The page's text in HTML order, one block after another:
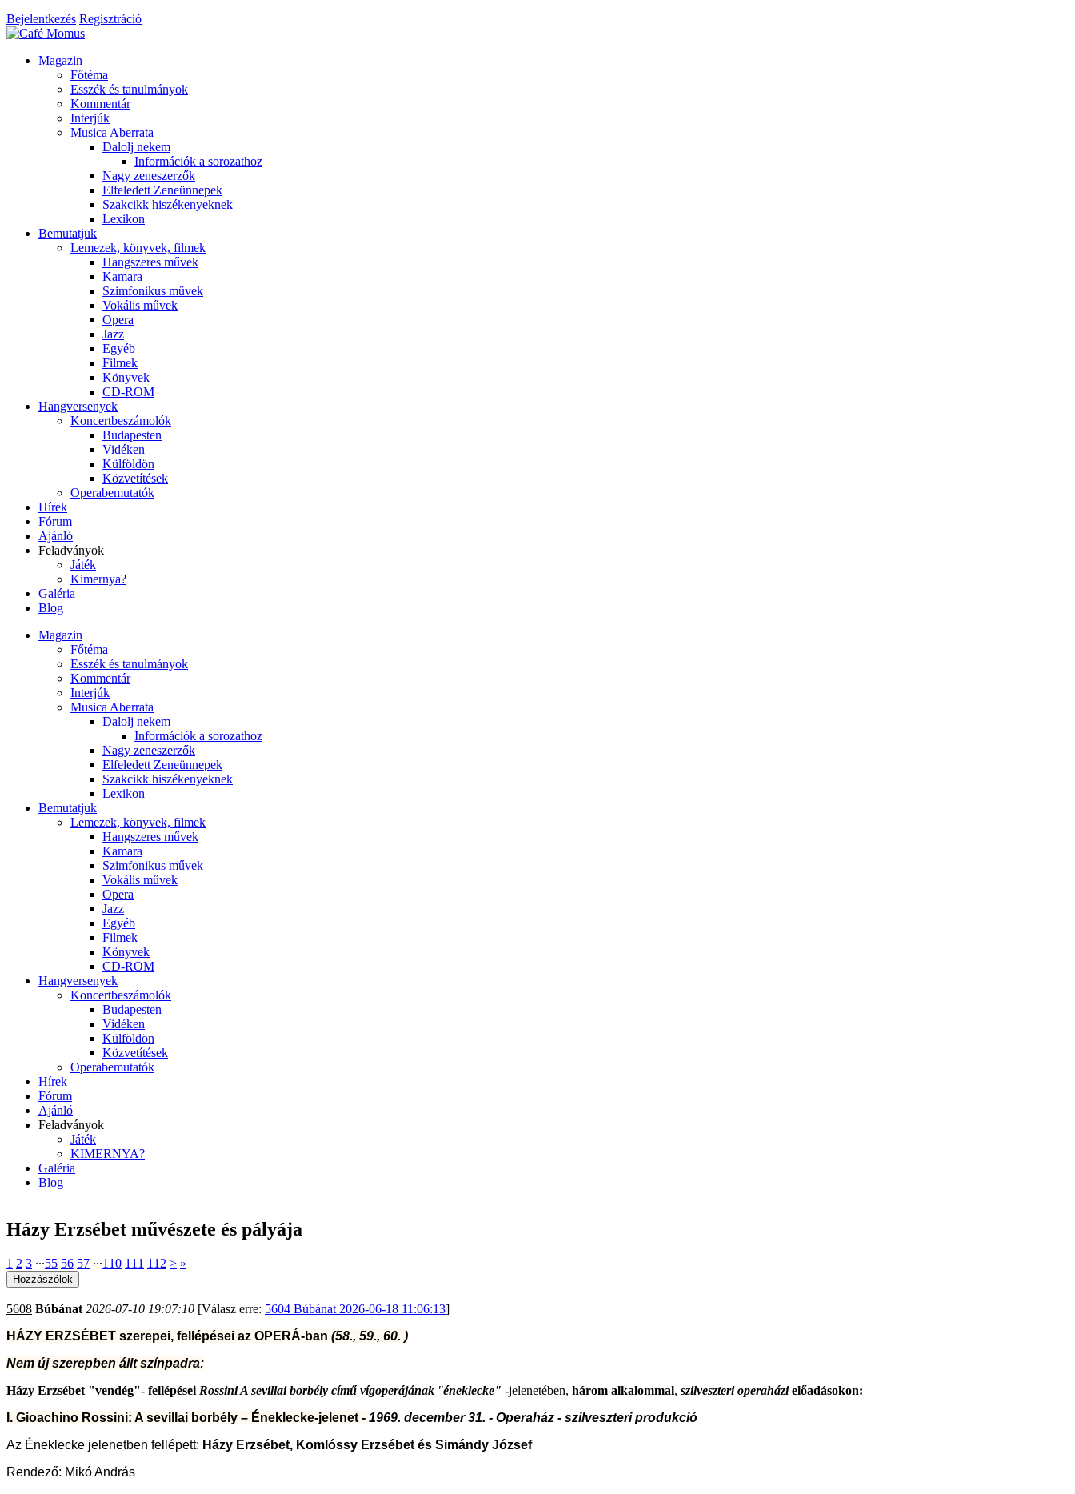
Bejelentkezés Regisztráció
Magazin
Főtéma
Esszék és tanulmányok
Kommentár
Interjúk
Musica Aberrata
Dalolj nekem
Információk a sorozathoz
Nagy zeneszerzők
Elfeledett Zeneünnepek
Szakcikk hiszékenyeknek
Lexikon
Bemutatjuk
Lemezek, könyvek, filmek
Hangszeres művek
Kamara
Szimfonikus művek
Vokális művek
Opera
Jazz
Egyéb
Filmek
Könyvek
CD-ROM
Hangversenyek
Koncertbeszámolók
Budapesten
Vidéken
Külföldön
Közvetítések
Operabemutatók
Hírek
Fórum
Ajánló
Feladványok
Játék
Kimernya?
Galéria
Blog
Magazin
Főtéma
Esszék és tanulmányok
Kommentár
Interjúk
Musica Aberrata
Dalolj nekem
Információk a sorozathoz
Nagy zeneszerzők
Elfeledett Zeneünnepek
Szakcikk hiszékenyeknek
Lexikon
Bemutatjuk
Lemezek, könyvek, filmek
Hangszeres művek
Kamara
Szimfonikus művek
Vokális művek
Opera
Jazz
Egyéb
Filmek
Könyvek
CD-ROM
Hangversenyek
Koncertbeszámolók
Budapesten
Vidéken
Külföldön
Közvetítések
Operabemutatók
Hírek
Fórum
Ajánló
Feladványok
Játék
KIMERNYA?
Galéria
Blog
Házy Erzsébet művészete és pályája
1 2 3 ∙∙∙55 56 57 ∙∙∙110 111 112 > »
5608 Búbánat 2026-07-10 19:07:10 [Válasz erre: 5604 Búbánat 2026-06-18 11:06:13]
HÁZY ERZSÉBET szerepei, fellépései az OPERÁ-ban (58., 59., 60. )
Nem új szerepben állt színpadra:
Házy Erzsébet "vendég"- fellépései Rossini A sevillai borbély című vígoperájának "éneklecke" -jelenetében, három alkalommal, szilveszterioperaházielőadásokon:
I. Gioachino Rossini: A sevillai borbély – Éneklecke-jelenet - 1969. december 31. - Operaház - szilveszteri produkció
Az Éneklecke jelenetben fellépett: Házy Erzsébet, Komlóssy Erzsébet és Simándy József
Rendező: Mikó András